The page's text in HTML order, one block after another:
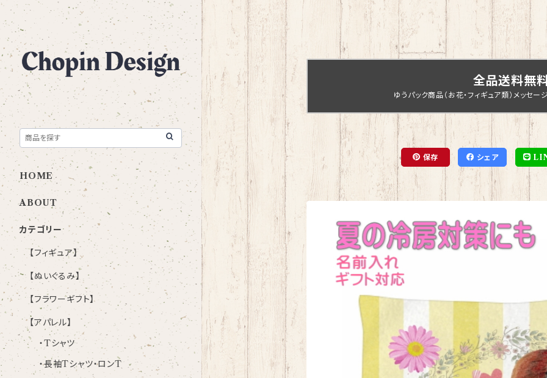
全品送料無
ゆうパック商品（お花・フィギュア類）メッセ
保存 シェア
HOME
ABOUT
カテゴリー
【フィギュア】
【ぬいぐるみ】
【フラワーギフト】
【アパレル】
・Tシャツ
・長袖Tシャツ・ロンT